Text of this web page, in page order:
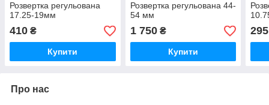
Розвертка регульована
17.25-19мм
410 ₴
Купити
Розвертка регульована 44-
54 мм
1 750₴
Купити
295
Про нас